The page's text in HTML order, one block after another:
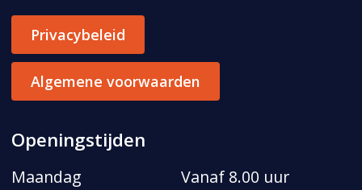
Privacybeleid
Algemene voorwaarden
Openingstijden
Maandag
Vanaf 8.00 uur